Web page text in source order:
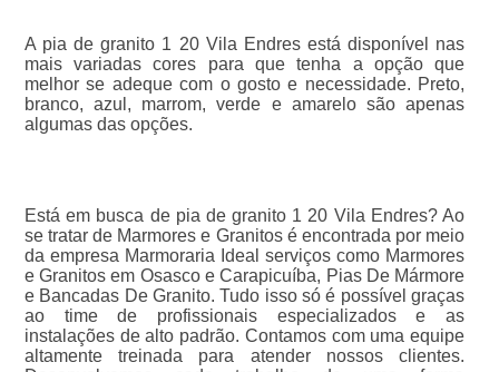
A pia de granito 1 20 Vila Endres está disponível nas
mais variadas cores para que tenha a opção que
melhor se adeque com o gosto e necessidade. Preto,
branco, azul, marrom, verde e amarelo são apenas
algumas das opções.
Está em busca de pia de granito 1 20 Vila Endres? Ao
se tratar de Marmores e Granitos é encontrada por meio
da empresa Marmoraria Ideal serviços como Marmores
e Granitos em Osasco e Carapicuíba, Pias De Mármore
e Bancadas De Granito. Tudo isso só é possível graças
ao time de profissionais especializados e as
instalações de alto padrão. Contamos com uma equipe
altamente treinada para atender nossos clientes.